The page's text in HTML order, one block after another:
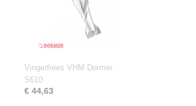
Vingerfrees VHM Dormer
S610
€ 44,63